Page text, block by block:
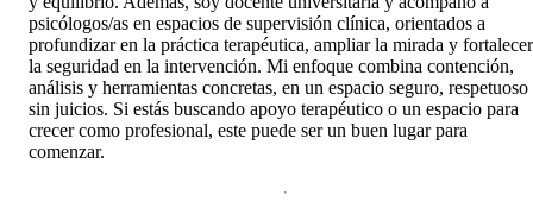
psicólogos/as en espacios de supervisión clínica, orientados a
profundizar en la práctica terapéutica, ampliar la mirada y fortalecer
la seguridad en la intervención. Mi enfoque combina contención,
análisis y herramientas concretas, en un espacio seguro, respetuoso
sin juicios. Si estás buscando apoyo terapéutico o un espacio para
crecer como profesional, este puede ser un buen lugar para
comenzar.